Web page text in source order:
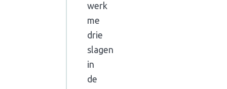
werk
me
drie
slagen
in
de